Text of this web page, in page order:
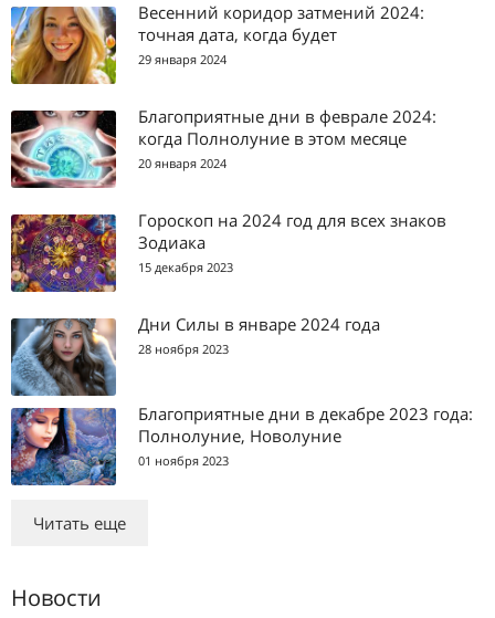
Весенний коридор затмений 2024:
точная дата, когда будет
29 января 2024
Благоприятные дни в феврале 2024:
когда Полнолуние в этом месяце
20 января 2024
Гороскоп на 2024 год для всех знаков
Зодиака
15 декабря 2023
Дни Силы в январе 2024 года
28 ноября 2023
Благоприятные дни в декабре 2023 года:
Полнолуние, Новолуние
01 ноября 2023
Читать еще
Новости